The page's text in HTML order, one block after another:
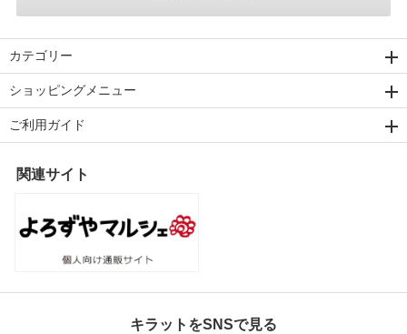
カテゴリー
ショッピングメニュー
ご利用ガイド
関連サイト
キラットをSNSで見る